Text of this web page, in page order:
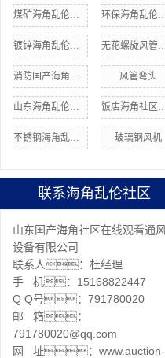
风管弯头
玻璃钢风机
联系海角乱伦社区
山东国产海角社区在线观看通风
设备有限公司
联系人：杜经理
手 机：15168822447
Q Q号：791780020
邮 箱：
791780020@qq.com
网 址：www.auction-